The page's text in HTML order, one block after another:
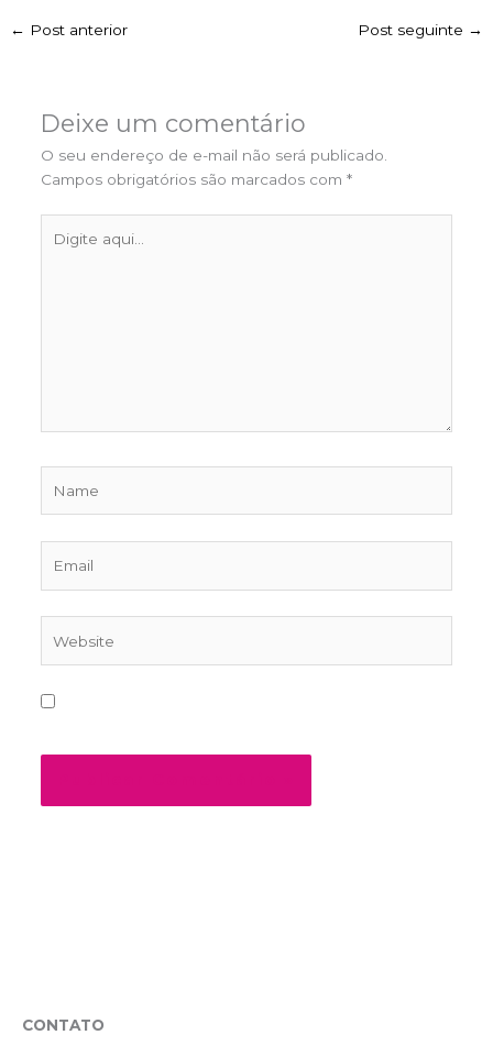
← Post anterior Post seguinte →
Deixe um comentário
O seu endereço de e-mail não será publicado.
Campos obrigatórios são marcados com *
aqui...
CONTATO